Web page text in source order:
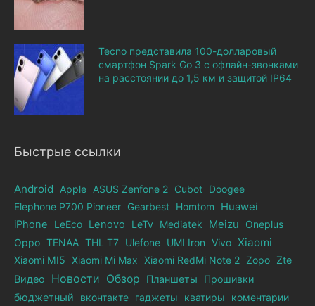
Tecno представила 100-долларовый
смартфон Spark Go 3 с офлайн-звонками
на расстоянии до 1,5 км и защитой IP64
Быстрые ссылки
Android Apple ASUS Zenfone 2 Cubot Doogee
Elephone Р700 Pioneer Gearbest Homtom
Huawei
iPhone
LeEco Lenovo LeTv Mediatek Meizu
Oneplus
Oppo TENAA THL T7 Ulefone UMI Iron Vivo Xiaomi
Xiaomi MI5 Xiaomi Mi Max Xiaomi RedMi Note 2 Zopo Zte
Видео Новости Обзор Планшеты
Прошивки
бюджетный
вконтакте гаджеты кватиры
коментарии